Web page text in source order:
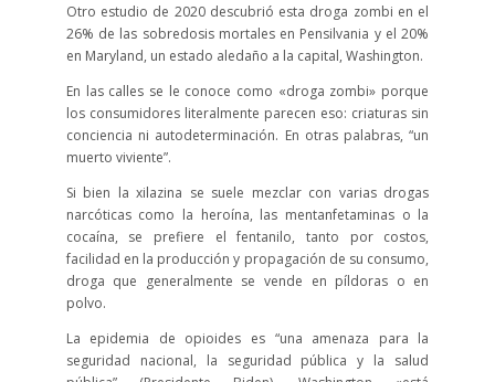
Otro estudio de 2020 descubrió esta droga zombi en el
26% de las sobredosis mortales en Pensilvania y el 20%
en Maryland, un estado aledaño a la capital, Washington.
En las calles se le conoce como «droga zombi» porque
los consumidores literalmente parecen eso: criaturas sin
conciencia ni autodeterminación. En otras palabras, “un
muerto viviente”.
Si bien la xilazina se suele mezclar con varias drogas
narcóticas como la heroína, las mentanfetaminas o la
cocaína, se prefiere el fentanilo, tanto por costos,
facilidad en la producción y propagación de su consumo,
droga que generalmente se vende en píldoras o en
polvo.
La epidemia de opioides es “una amenaza para la
seguridad nacional, la seguridad pública y la salud